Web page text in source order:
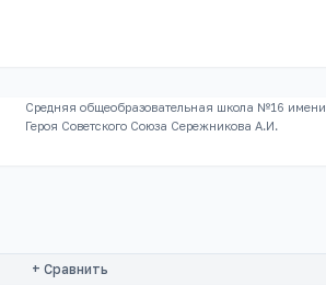
Средняя общеобразовательная школа №16 имени
Героя Советского Союза Сережникова А.И.
+ Сравнить